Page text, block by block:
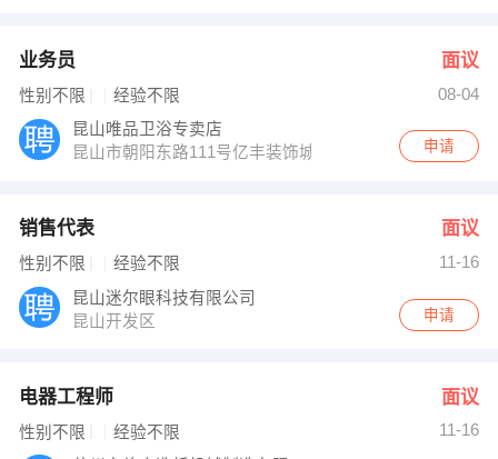
业务员 面议
性别不限 经验不限
08-04
昆山唯品卫浴专卖店
昆山市朝阳东路111号亿丰装饰城内
申请
销售代表 面议
性别不限 经验不限
11-16
昆山迷尔眼科技有限公司
昆山开发区
申请
电器工程师 面议
性别不限 经验不限
11-16